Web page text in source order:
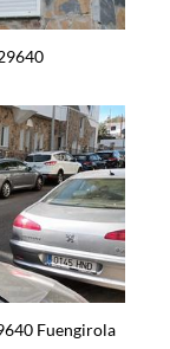
Fuengirola